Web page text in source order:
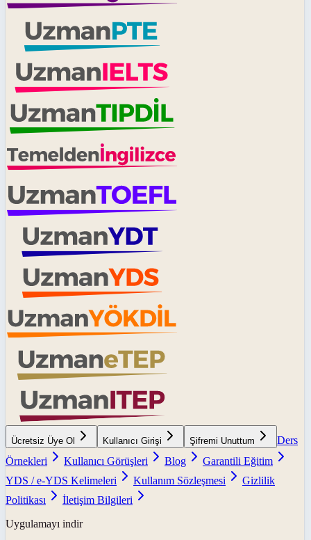
Ücretsiz Üye Ol Kullanıcı Girişi Şifremi Unuttum
Ders
Örnekleri
Kullanıcı Görüşleri Blog
Garantili Eğitim
YDS / e-YDS Kelimeleri
Kullanım Sözleşmesi
Gizlilik
Politikası
İletişim Bilgileri
Uygulamayı indir